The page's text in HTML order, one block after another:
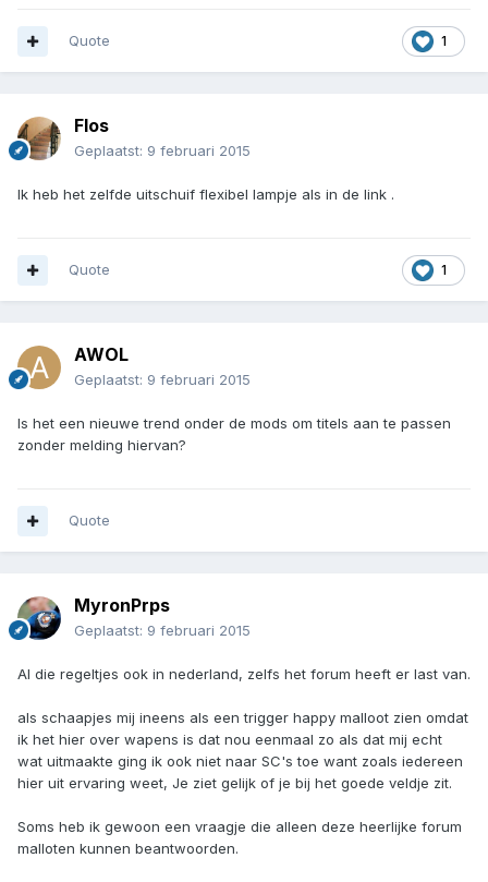
1
Quote
Flos
Geplaatst: 9 februari 2015
Ik heb het zelfde uitschuif flexibel lampje als in de link .
1
Quote
AWOL
Geplaatst: 9 februari 2015
Is het een nieuwe trend onder de mods om titels aan te passen
zonder melding hiervan?
Quote
MyronPrps
Geplaatst: 9 februari 2015
Al die regeltjes ook in nederland, zelfs het forum heeft er last van.
als schaapjes mij ineens als een trigger happy malloot zien omdat
ik het hier over wapens is dat nou eenmaal zo als dat mij echt
wat uitmaakte ging ik ook niet naar SC's toe want zoals iedereen
hier uit ervaring weet, Je ziet gelijk of je bij het goede veldje zit.
Soms heb ik gewoon een vraagje die alleen deze heerlijke forum
malloten kunnen beantwoorden.